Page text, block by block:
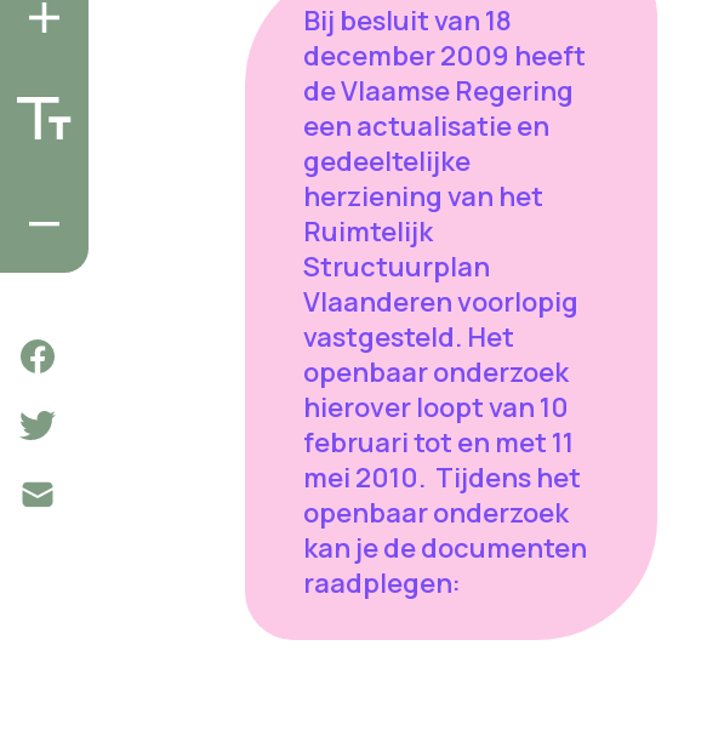
Bij besluit van 18
december 2009 heeft
de Vlaamse Regering
een actualisatie en
gedeeltelijke
herziening van het
Ruimtelijk
Structuurplan
Vlaanderen voorlopig
vastgesteld. Het
openbaar onderzoek
hierover loopt van 10
februari tot en met 11
mei 2010. Tijdens het
openbaar onderzoek
kan je de documenten
raadplegen: